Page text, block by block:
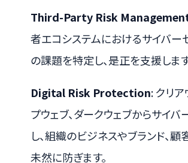
Third-Party Risk
者エコシステムにおけるサイバー
の課題を特定し、是正を支援します
Digital Risk Protection: クリア
プウェブ、ダークウェブからサイ
し、組織のビジネスやブランド、
未然に防ぎます。